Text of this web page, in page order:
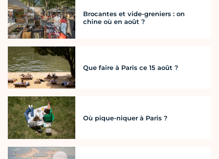
Brocantes et vide-greniers : on
chine où en août ?
Que faire à Paris ce 15 août ?
Où pique-niquer à Paris ?